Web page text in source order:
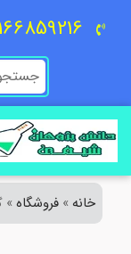
- 66859220 - 09129618292
خانه»فروشگاه»